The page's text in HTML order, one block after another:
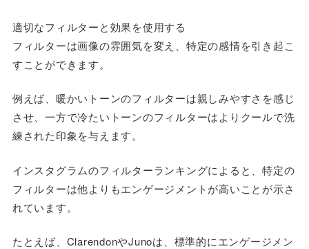
適切なフィルターと効果を使用する
フィルターは画像の雰囲気を変え、特定の感情を引き起こ
すことができます。
例えば、暖かいトーンのフィルターは親しみやすさを感じ
させ、一方で冷たいトーンのフィルターはよりクールで洗
練された印象を与えます。
インスタグラムのフィルターランキングによると、特定の
フィルターは他よりもエンゲージメントが高いことが示さ
れています。
たとえば、ClarendonやJunoは、標準的にエンゲージメン